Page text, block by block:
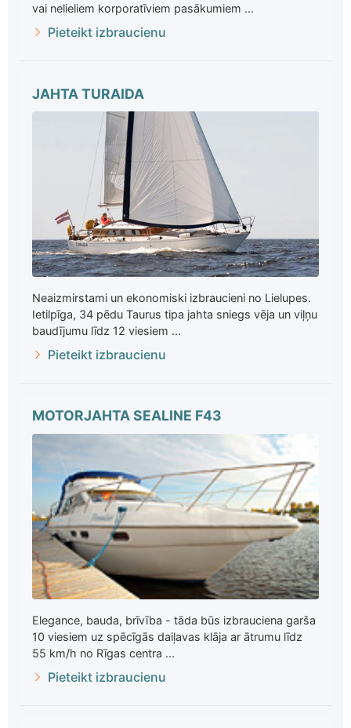
vai nelieliem korporatīviem pasākumiem ...
Pieteikt izbraucienu
JAHTA TURAIDA
Neaizmirstami un ekonomiski izbraucieni no Lielupes.
Ietilpīga, 34 pēdu Taurus tipa jahta sniegs vēja un viļņu
baudījumu līdz 12 viesiem ...
Pieteikt izbraucienu
MOTORJAHTA SEALINE F43
Elegance, bauda, brīvība - tāda būs izbrauciena garša
10 viesiem uz spēcīgās daiļavas klāja ar ātrumu līdz
55 km/h no Rīgas centra ...
Pieteikt izbraucienu